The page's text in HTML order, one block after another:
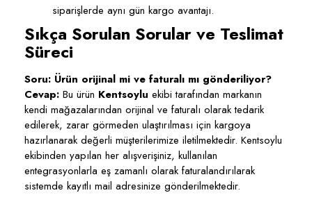
siparişlerde aynı gün kargo avantajı.
Sıkça Sorulan Sorular ve Teslimat
Süreci
Soru: Ürün orijinal mi ve faturalı mı gönderiliyor?
Cevap: Bu ürün Kentsoylu ekibi tarafından markanın
kendi mağazalarından orijinal ve faturalı olarak tedarik
edilerek, zarar görmeden ulaştırılması için kargoya
hazırlanarak değerli müşterilerimize iletilmektedir. Kentsoylu
ekibinden yapılan her alışverişiniz, kullanılan
entegrasyonlarla eş zamanlı olarak faturalandırılarak
sistemde kayıtlı mail adresinize gönderilmektedir.